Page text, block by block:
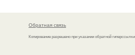
Обратная связь
Копирование разрешено при указании обратной гиперссылки.